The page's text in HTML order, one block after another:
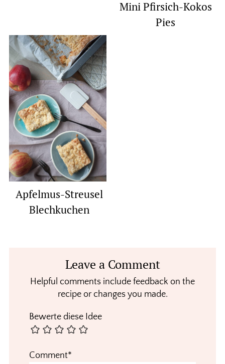
Mini Pfirsich-Kokos
Pies
Apfelmus-Streusel
Blechkuchen
InteractionsLeave a Comment
Helpful comments include feedback on the
recipe or changes you made.
Bewerte diese Idee
Comment*